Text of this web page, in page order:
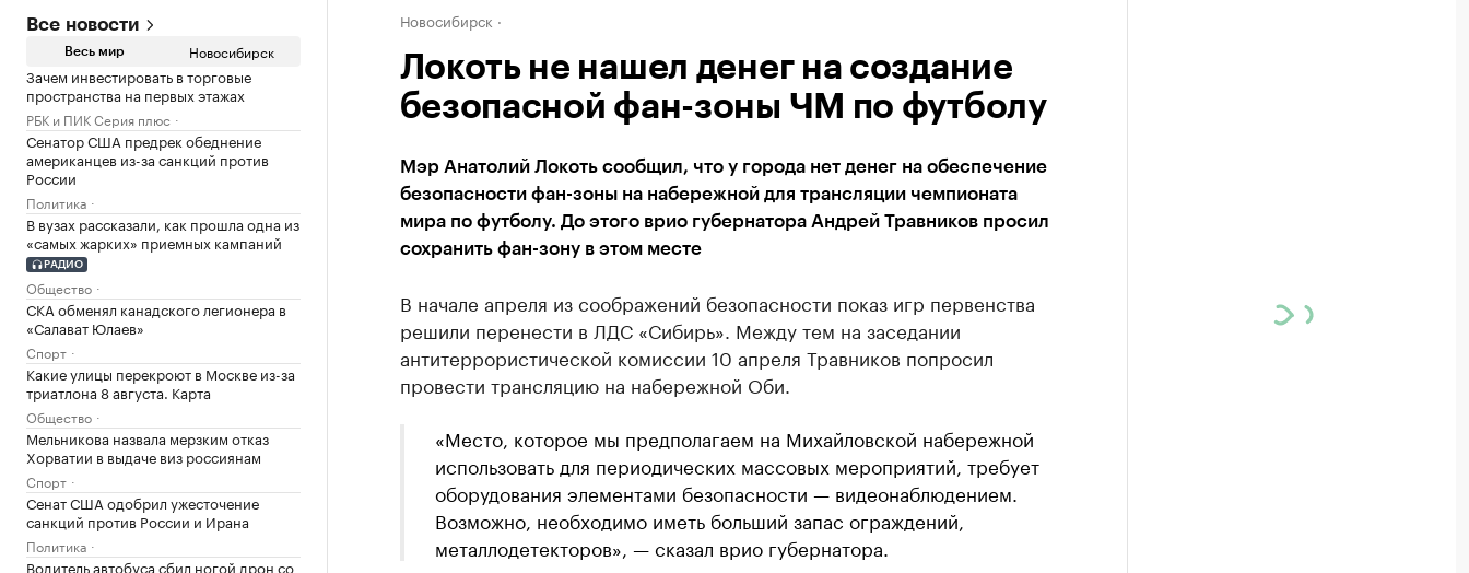
Все новости
Весь мир Новосибирск
Зачем инвестировать в торговые
пространства на первых этажах
РБК и ПИК Серия плюс
Сенатор США предрек обеднение
американцев из-за санкций против
России
Политика
В вузах рассказали, как прошла одна из
«самых жарких» приемных кампаний
РАДИО
Общество
СКА обменял канадского легионера в
«Салават Юлаев»
Спорт
Какие улицы перекроют в Москве из-за
триатлона 8 августа. Карта
Общество
Мельникова назвала мерзким отказ
Хорватии в выдаче виз россиянам
Спорт
Сенат США одобрил ужесточение
санкций против России и Ирана
Политика
Водитель автобуса сбил ногой дрон со
Новосибирск
Локоть не нашел денег на создание
безопасной фан-зоны ЧМ по футболу
Мэр Анатолий Локоть сообщил, что у города нет денег на обеспечение
безопасности фан-зоны на набережной для трансляции чемпионата
мира по футболу. До этого врио губернатора Андрей Травников просил
сохранить фан-зону в этом месте
В начале апреля из соображений безопасности показ игр первенства
решили перенести в ЛДС «Сибирь». Между тем на заседании
антитеррористической комиссии 10 апреля Травников попросил
провести трансляцию на набережной Оби.
«Место, которое мы предполагаем на Михайловской набережной
использовать для периодических массовых мероприятий, требует
оборудования элементами безопасности — видеонаблюдением.
Возможно, необходимо иметь больший запас ограждений,
металлодетекторов», — сказал врио губернатора.